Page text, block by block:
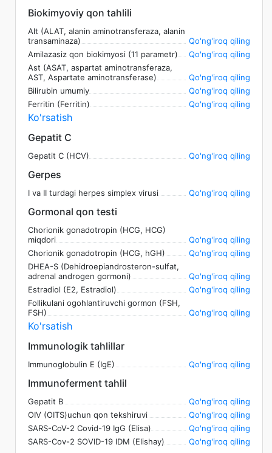
Biokimyoviy qon tahlili
Alt (ALAT, alanin aminotransferaza, alanin
transaminaza)
Qo'ng'iroq qiling
Amilazasiz qon biokimyosi (11 parametr)
Qo'ng'iroq qiling
Ast (ASAT, aspartat aminotransferaza,
AST, Aspartate aminotransferase)
Qo'ng'iroq qiling
Bilirubin umumiy
Qo'ng'iroq qiling
Ferritin (Ferritin)
Qo'ng'iroq qiling
Ko'rsatish
Gepatit C
Gepatit C (HCV) Qo'ng'iroq qiling
Gerpes
I va II turdagi herpes simplex virusi Qo'ng'iroq qiling
Gormonal qon testi
Chorionik gonadotropin (HCG, HCG)
miqdori
Qo'ng'iroq qiling
Chorionik gonadotropin (HCG, hGH)
Qo'ng'iroq qiling
DHEA-S (Dehidroepiandrosteron-sulfat,
adrenal androgen gormoni)
Qo'ng'iroq qiling
Estradiol (E2, Estradiol)
Qo'ng'iroq qiling
Follikulani ogohlantiruvchi gormon (FSH,
FSH)
Qo'ng'iroq qiling
Ko'rsatish
Immunologik tahlillar
Immunoglobulin E (IgE) Qo'ng'iroq qiling
Immunoferment tahlil
Gepatit B
Qo'ng'iroq qiling
OIV (OITS)uchun qon tekshiruvi
Qo'ng'iroq qiling
SARS-CoV-2 Covid-19 IgG (Elisa)
Qo'ng'iroq qiling
SARS-Cov-2 SOVID-19 IDM (Elishay)
Qo'ng'iroq qiling